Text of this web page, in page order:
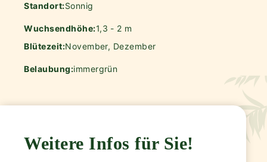
Standort:Sonnig
Wuchsendhöhe:1,3 - 2 m
Blütezeit:November, Dezember
Belaubung:immergrün
Weitere Infos für Sie!